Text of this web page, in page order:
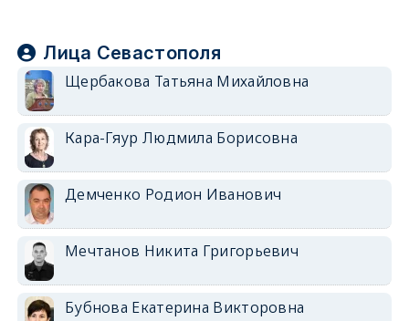
Лица Севастополя
Щербакова Татьяна Михайловна
Кара-Гяур Людмила Борисовна
Демченко Родион Иванович
Мечтанов Никита Григорьевич
Бубнова Екатерина Викторовна